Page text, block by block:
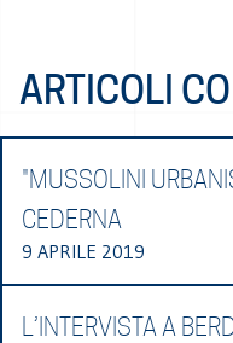
ARTICOLI
"MUSSOLINI
CEDERNA
9 APRILE 2019
L’INTERVISTA A